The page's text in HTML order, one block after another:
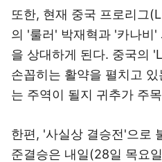
또한, 현재 중국 프로리그
의 '룰러' 박재혁과 '카나비'
을 상대하게 된다. 중국의
손꼽히는 활약을 펼치고
는 주역이 될지 귀추가 주
한편, '사실상 결승전'으로
준결승은 내일(28일 목요